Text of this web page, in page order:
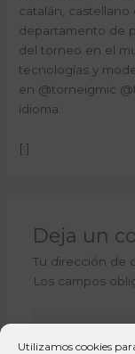
Utilizamos cookies
catalán,
departamento de
del torneo en el
tecnologías y
en @torneigmic
idioma.
[:]
Deja un
Tu dirección de
Los campos